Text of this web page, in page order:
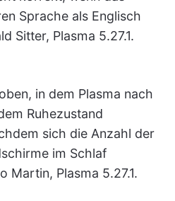
Sprache als Englisch
Sitter, Plasma 5.27.1.
in dem Plasma nach
Ruhezustand
sich die Anzahl der
im Schlaf
Martin, Plasma 5.27.1.